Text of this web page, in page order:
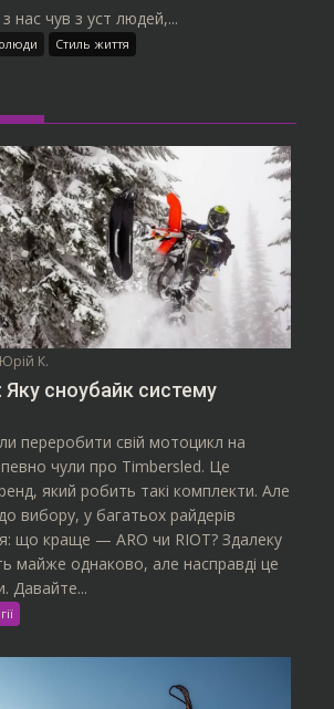
нас чув з уст людей,...
Стиль життя
Юрій К.
Яку сноубайк систему
переробити свій мотоцикл на
чули про Timbersled. Це
який робить такі комплекти. Але
вибору, у багатьох райдерів
що краще — ARO чи RIOT? Здалеку
майже однаково, але насправді це
Давайте...